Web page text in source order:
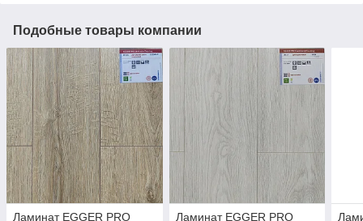
Подобные товары компании
Ламинат EGGER PRO
Ламинат EGGER PRO